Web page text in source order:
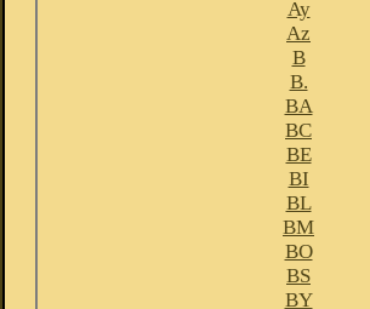
Ay
Az
B
B.
BA
BC
BE
BI
BL
BM
BO
BS
BY